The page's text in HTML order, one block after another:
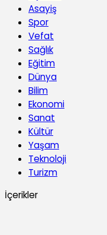
Asayiş
Spor
Vefat
Sağlık
Eğitim
Dünya
Bilim
Ekonomi
Sanat
Kültür
Yaşam
Teknoloji
Turizm
İçerikler